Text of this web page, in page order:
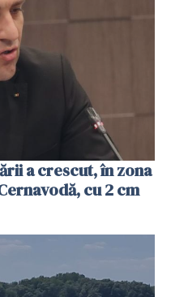
a crescut, în zona
cu 2 cm